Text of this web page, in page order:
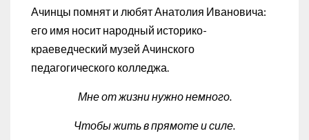
Ачинцы помнят и любят Анатолия Ивановича:
его имя носит народный историко-
краеведческий музей Ачинского
педагогического колледжа.
Мне от жизни нужно немного.
Чтобы жить в прямоте и силе.